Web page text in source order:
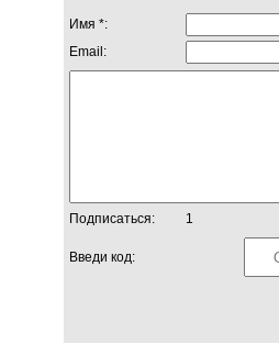
Имя *:
Email:
Подписаться: 1
Введи код: